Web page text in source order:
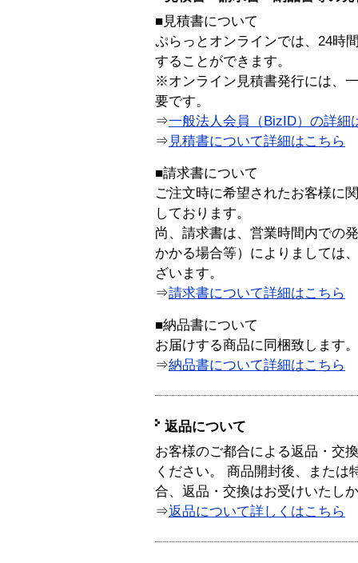
■見積書について
ぷらっとオンラインでは、24時
することができます。
※オンライン見積書発行には、
要です。
⇒一般法人会員（BizID）の詳細
⇒ 見積書について詳細はこちら
■請求書について
ご注文時に希望されたお客様に
しております。
尚、請求書は、営業時間内での
かかる場合等）によりましては
ざいます。
⇒請求書について詳細はこちら
■納品書について
お届けする商品に同梱致します。
⇒納品書について詳細はこちら
返品について
お客様のご都合による返品・交
ください。 商品開封後、または
合、返品・交換はお受けいたし
⇒返品について詳しくはこちら